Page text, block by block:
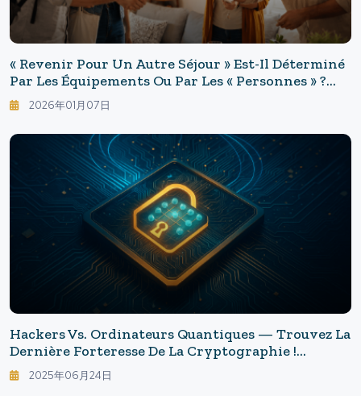
« Revenir Pour Un Autre Séjour » Est-Il Déterminé
Par Les Équipements Ou Par Les « Personnes » ?
Une Recherche De Six Ans Révèle Les Clés Pour
Fidéliser Dans Les Locations De Vacances.
2026年01月07日
Hackers Vs. Ordinateurs Quantiques — Trouvez La
Dernière Forteresse De La Cryptographie !
Préparez-Vous À L'ère Des Ordinateurs Quantiques
!
2025年06月24日